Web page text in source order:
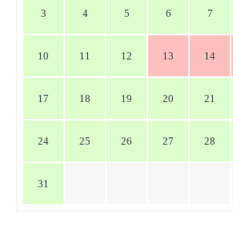
3 4 5 6 7
10 11 12 13 14
17 18 19 20 21
24 25 26 27 28
31